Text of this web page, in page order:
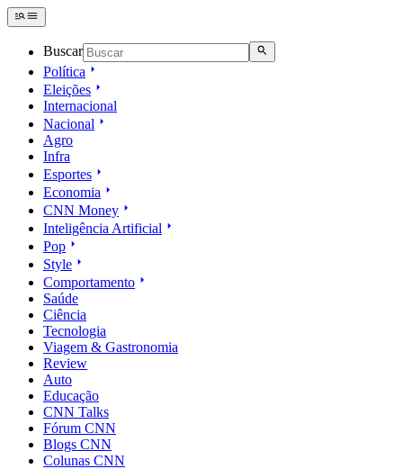
Buscar
Política
Eleições
Internacional
Nacional
Agro
Infra
Esportes
Economia
CNN Money
Inteligência Artificial
Pop
Style
Comportamento
Saúde
Ciência
Tecnologia
Viagem & Gastronomia
Review
Auto
Educação
CNN Talks
Fórum CNN
Blogs CNN
Colunas CNN